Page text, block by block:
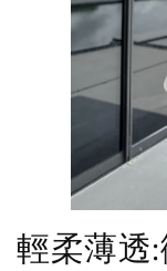
輕柔薄透